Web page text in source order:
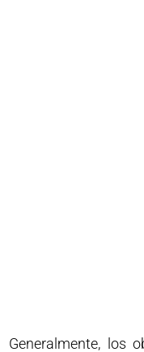
Generalmente, los